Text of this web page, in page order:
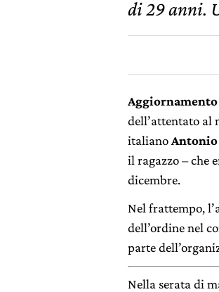
di 29 anni.
dell’attentato al
italiano
il ragazzo – che
dicembre.
Nel frattempo,
dell’ordine nel
parte
Nella serata di